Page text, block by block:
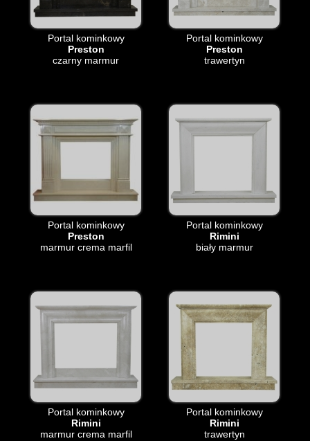
Portal kominkowy
Preston
czarny marmur
Portal kominkowy
Preston
trawertyn
Portal kominkowy
Preston
marmur crema marfil
Portal kominkowy
Rimini
biały marmur
Portal kominkowy
Rimini
marmur crema marfil
Portal kominkowy
Rimini
trawertyn